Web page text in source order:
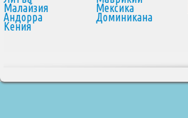
Малайзия Мексика
Андорра Доминикана
Кения